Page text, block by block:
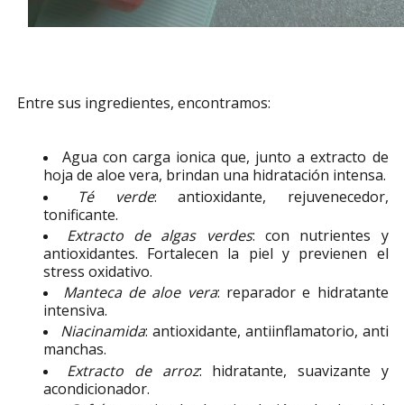
Entre sus ingredientes, encontramos:
Agua con carga ionica que, junto a extracto de
hoja de aloe vera, brindan una hidratación intensa.
Té verde: antioxidante, rejuvenecedor,
tonificante.
Extracto de algas verdes: con nutrientes y
antioxidantes. Fortalecen la piel y previenen el
stress oxidativo.
Manteca de aloe vera: reparador e hidratante
intensiva.
Niacinamida: antioxidante, antiinflamatorio, anti
manchas.
Extracto de arroz: hidratante, suavizante y
acondicionador.